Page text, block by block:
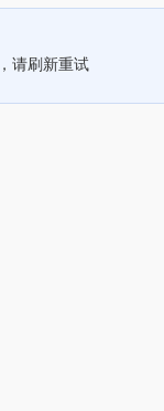
请刷新重试